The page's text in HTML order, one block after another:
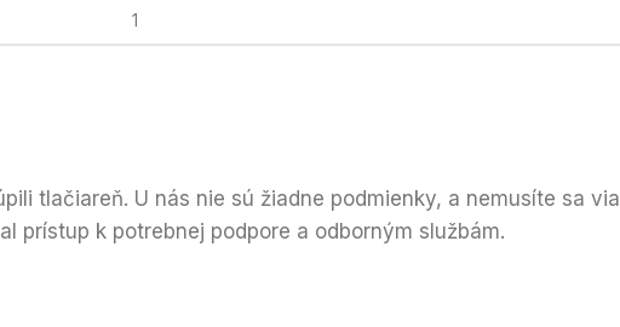
tlačiareň. U nás nie sú žiadne podmienky, a nemusíte sa
prístup k potrebnej podpore a odborným službám.